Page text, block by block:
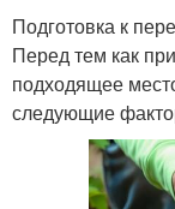
Подготовка к
Перед тем как
подходящее
следующие